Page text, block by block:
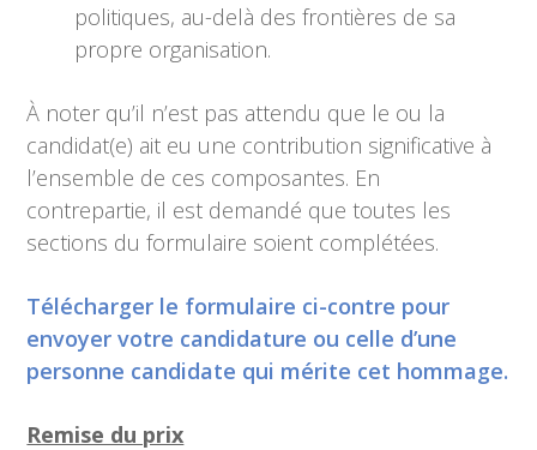
politiques, au-delà des frontières de sa
propre organisation.
À noter qu’il n’est pas attendu que le ou la
candidat(e) ait eu une contribution significative à
l’ensemble de ces composantes. En
contrepartie, il est demandé que toutes les
sections du formulaire soient complétées.
Télécharger le formulaire ci-contre pour
envoyer votre candidature ou celle d’une
personne candidate qui mérite cet hommage.
Remise du prix